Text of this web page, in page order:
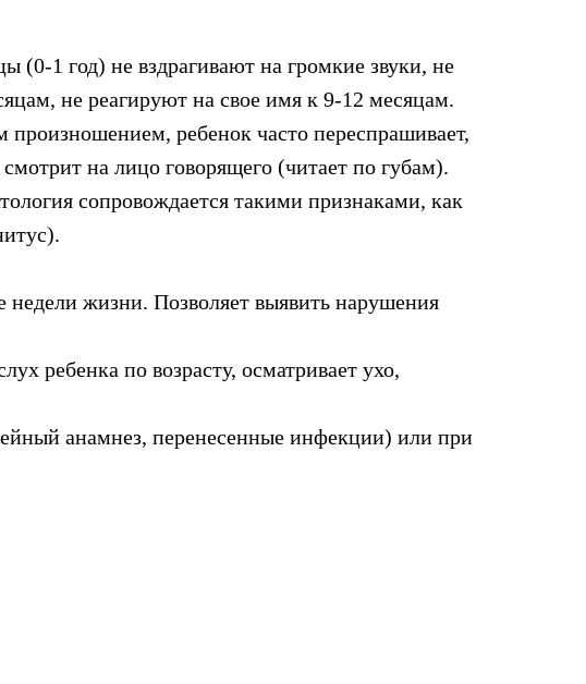
(0-1 год) не вздрагивают на громкие звуки, не
не реагируют на свое имя к 9-12 месяцам.
ребенок часто переспрашивает,
смотрит на лицо говорящего (читает по губам).
сопровождается такими признаками, как
жизни. Позволяет выявить нарушения
ребенка по возрасту, осматривает ухо,
анамнез, перенесенные инфекции) или при